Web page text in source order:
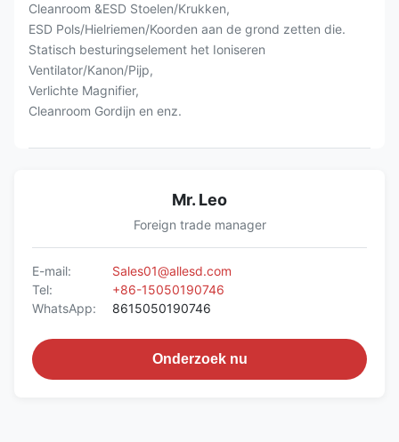
Cleanroom &ESD Stoelen/Krukken,
ESD Pols/Hielriemen/Koorden aan de grond zetten die.
Statisch besturingselement het Ioniseren
Ventilator/Kanon/Pijp,
Verlichte Magnifier,
Cleanroom Gordijn en enz.
Mr. Leo
Foreign trade manager
E-mail:
Sales01@allesd.com
Tel:
+86-15050190746
WhatsApp:
8615050190746
Onderzoek nu